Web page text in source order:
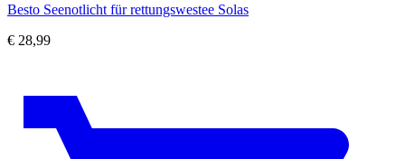
Besto Seenotlicht für rettungswestee Solas
€ 28,99